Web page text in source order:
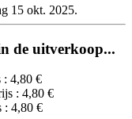
15 okt. 2025.
de uitverkoop...
: 4,80 €
: 4,80 €
: 4,80 €